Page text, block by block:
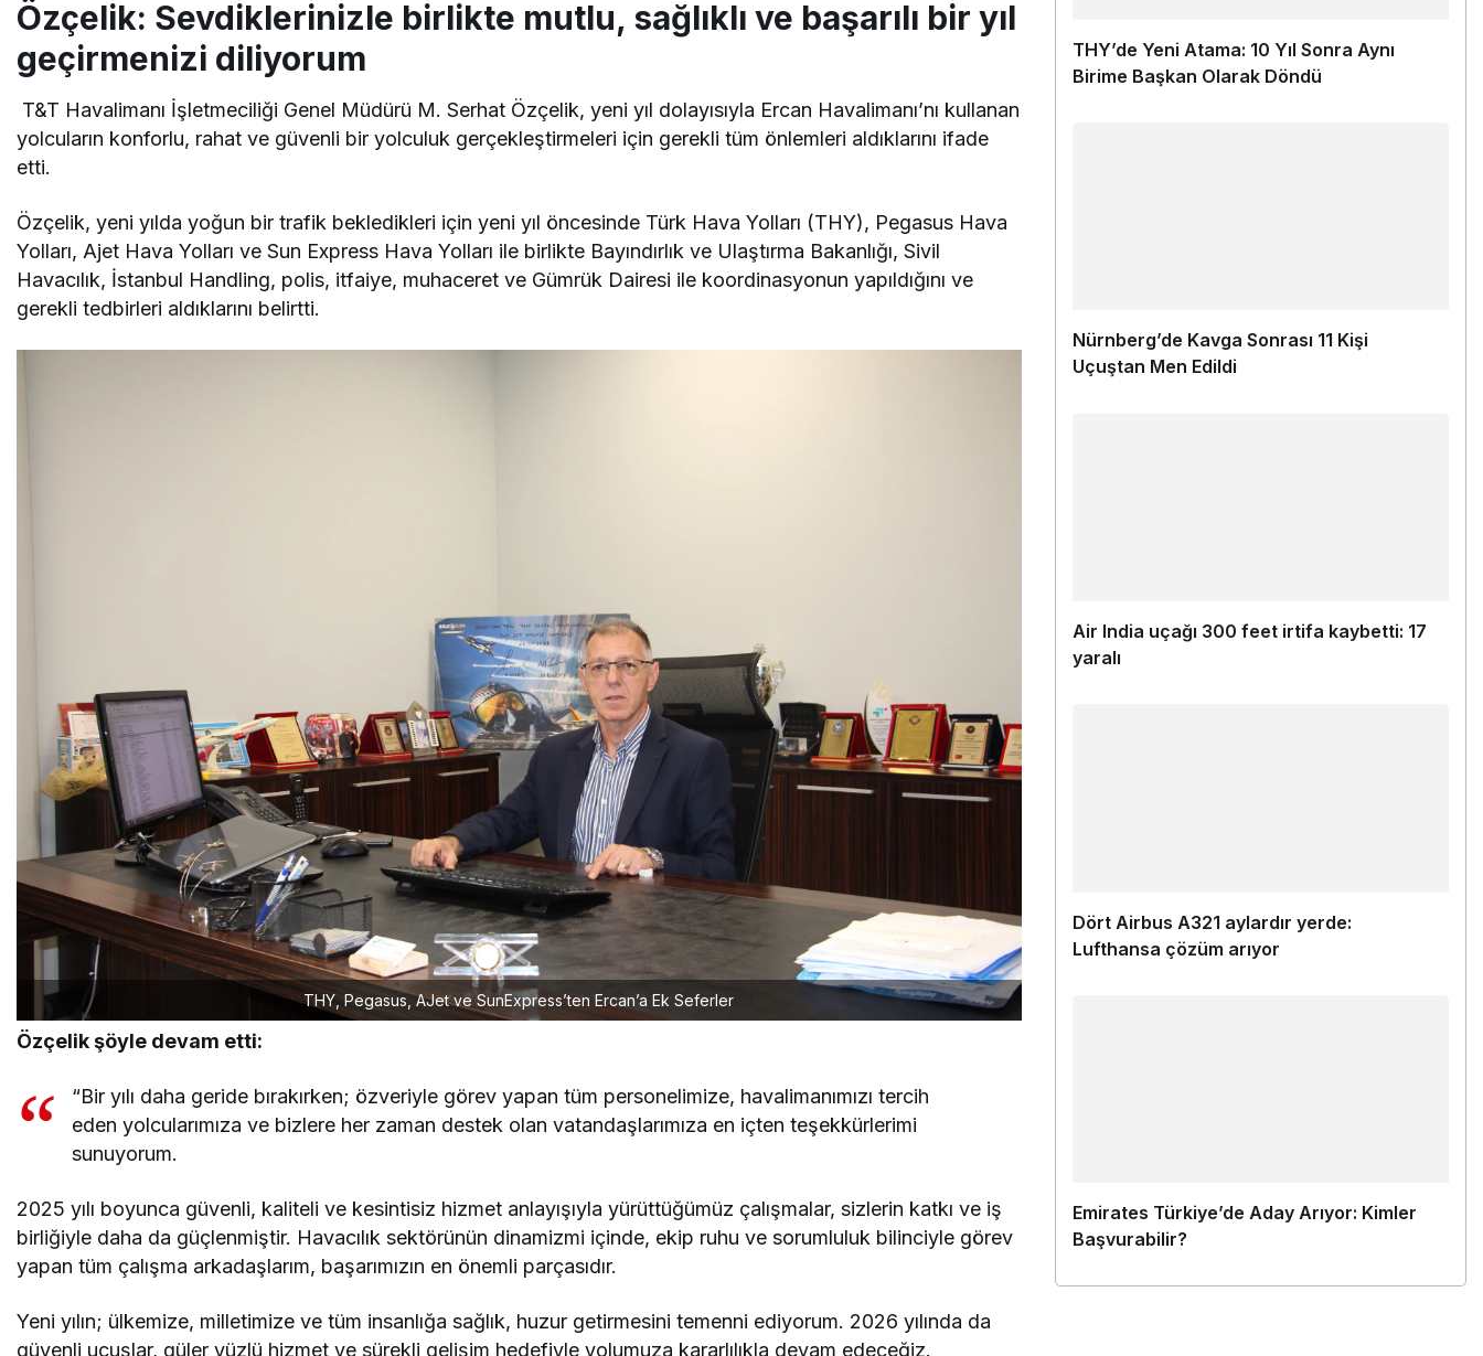
Özçelik: Sevdiklerinizle birlikte mutlu, sağlıklı ve başarılı bir yıl
geçirmenizi diliyorum
T&T Havalimanı İşletmeciliği Genel Müdürü M. Serhat Özçelik, yeni yıl dolayısıyla Ercan Havalimanı’nı kullanan
yolcuların konforlu, rahat ve güvenli bir yolculuk gerçekleştirmeleri için gerekli tüm önlemleri aldıklarını ifade
etti.
Özçelik, yeni yılda yoğun bir trafik bekledikleri için yeni yıl öncesinde Türk Hava Yolları (THY), Pegasus Hava
Yolları, Ajet Hava Yolları ve Sun Express Hava Yolları ile birlikte Bayındırlık ve Ulaştırma Bakanlığı, Sivil
Havacılık, İstanbul Handling, polis, itfaiye, muhaceret ve Gümrük Dairesi ile koordinasyonun yapıldığını ve
gerekli tedbirleri aldıklarını belirtti.
THY, Pegasus, AJet ve SunExpress’ten Ercan’a Ek Seferler
Özçelik şöyle devam etti:
“Bir yılı daha geride bırakırken; özveriyle görev yapan tüm personelimize, havalimanımızı tercih
eden yolcularımıza ve bizlere her zaman destek olan vatandaşlarımıza en içten teşekkürlerimi
sunuyorum.
2025 yılı boyunca güvenli, kaliteli ve kesintisiz hizmet anlayışıyla yürüttüğümüz çalışmalar, sizlerin katkı ve iş
birliğiyle daha da güçlenmiştir. Havacılık sektörünün dinamizmi içinde, ekip ruhu ve sorumluluk bilinciyle görev
yapan tüm çalışma arkadaşlarım, başarımızın en önemli parçasıdır.
Yeni yılın; ülkemize, milletimize ve tüm insanlığa sağlık, huzur getirmesini temenni ediyorum. 2026 yılında da
güvenli uçuşlar, güler yüzlü hizmet ve sürekli gelişim hedefiyle yolumuza kararlılıkla devam edeceğiz.
THY’de Yeni Atama: 10 Yıl Sonra Aynı
Birime Başkan Olarak Döndü
Nürnberg’de Kavga Sonrası 11 Kişi
Uçuştan Men Edildi
Air India uçağı 300 feet irtifa kaybetti: 17
yaralı
Dört Airbus A321 aylardır yerde:
Lufthansa çözüm arıyor
Emirates Türkiye’de Aday Arıyor: Kimler
Başvurabilir?